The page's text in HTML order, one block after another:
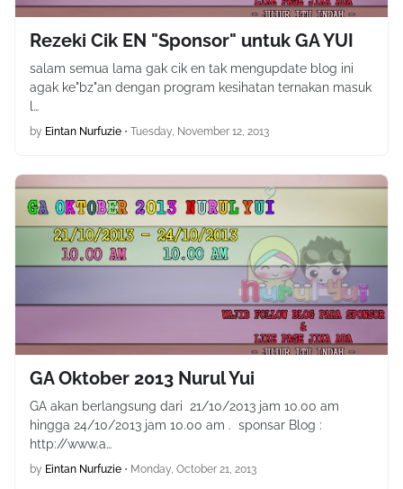
Rezeki Cik EN "Sponsor" untuk GA YUI
salam semua lama gak cik en tak mengupdate blog ini
agak ke"bz"an dengan program kesihatan ternakan masuk
l…
by Eintan Nurfuzie • Tuesday, November 12, 2013
GA Oktober 2013 Nurul Yui
GA akan berlangsung dari 21/10/2013 jam 10.00 am
hingga 24/10/2013 jam 10.00 am . sponsar Blog :
http://www.a…
by Eintan Nurfuzie • Monday, October 21, 2013